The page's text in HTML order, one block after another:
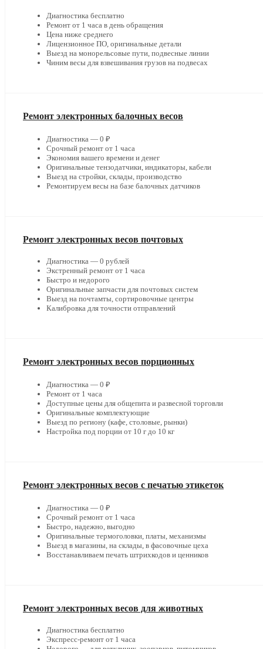
Диагностика бесплатно
Ремонт от 1 часа в день обращения
Цена ниже среднего
Лицензионное ПО, оригинальные детали
Выезд на монорельсовые пути, подвесные линии
Чиним весы для взвешивания грузов на подвесах
Ремонт электронных балочных весов
Диагностика — 0 ₽
Срочный ремонт от 1 часа
Экономия вашего времени и денег
Оригинальные тензодатчики, индикаторы, кабели
Выезд на стройки, склады, производство
Ремонтируем весы на базе балочных датчиков
Ремонт электронных весов почтовых
Диагностика — 0 рублей
Экстренный ремонт от 1 часа
Быстро и недорого
Оригинальные запчасти для почтовых систем
Выезд на почтамты, сортировочные центры
Калибровка для точности отправлений
Ремонт электронных весов порционных
Диагностика — 0 ₽
Ремонт от 1 часа
Доступные цены для общепита и развесной торговли
Оригинальные комплектующие
Выезд по региону (кафе, столовые, рынки)
Настройка под порции от 10 г до 10 кг
Ремонт электронных весов с печатью этикеток
Диагностика — 0 ₽
Срочный ремонт от 1 часа
Быстро, надежно, выгодно
Оригинальные термоголовки, платы, механизмы
Выезд в магазины, на склады, в фасовочные цеха
Восстанавливаем печать штрихкодов и ценников
Ремонт электронных весов для животных
Диагностика бесплатно
Экспресс-ремонт от 1 часа